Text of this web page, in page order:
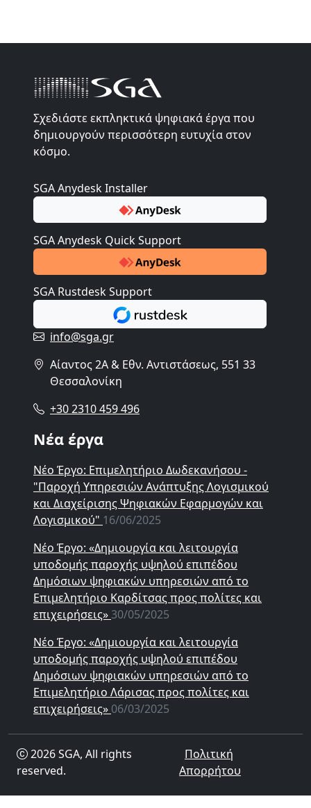
Σχεδιάστε εκπληκτικά ψηφιακά έργα που
δημιουργούν περισσότερη ευτυχία στον
κόσμο.
SGA Anydesk Installer
SGA Anydesk Quick Support
SGA Rustdesk Support
info@sga.gr
Αίαντος 2A & Εθν. Αντιστάσεως, 551 33
Θεσσαλονίκη
+30 2310 459 496
Νέα έργα
Νέο Έργο: Επιμελητήριο Δωδεκανήσου -
"Παροχή Υπηρεσιών Ανάπτυξης Λογισμικού
και Διαχείρισης Ψηφιακών Εφαρμογών και
Λογισμικού" 16/06/2025
Νέο Έργο: «Δημιουργία και λειτουργία
υποδομής παροχής υψηλού επιπέδου
Δημόσιων ψηφιακών υπηρεσιών από το
Επιμελητήριο Καρδίτσας προς πολίτες και
επιχειρήσεις» 30/05/2025
Νέο Έργο: «Δημιουργία και λειτουργία
υποδομής παροχής υψηλού επιπέδου
Δημόσιων ψηφιακών υπηρεσιών από το
Επιμελητήριο Λάρισας προς πολίτες και
επιχειρήσεις» 06/03/2025
2026 SGA, All rights
reserved.
Πολιτική
Απορρήτου